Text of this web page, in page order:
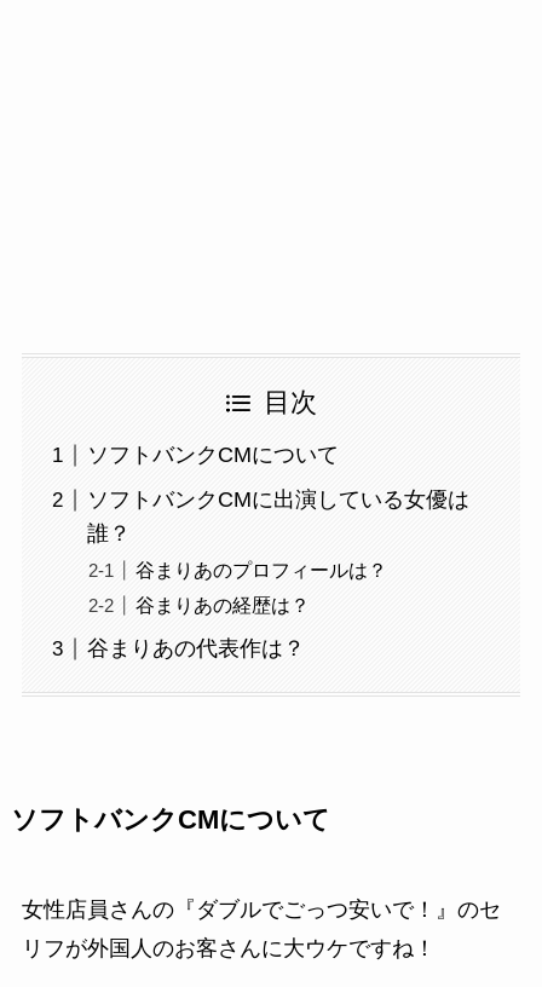
目次
ソフトバンクCMについて
ソフトバンクCMに出演している女優は
誰？
谷まりあのプロフィールは？
谷まりあの経歴は？
谷まりあの代表作は？
ソフトバンクCMについて
女性店員さんの『ダブルでごっつ安いで！』のセ
リフが外国人のお客さんに大ウケですね！